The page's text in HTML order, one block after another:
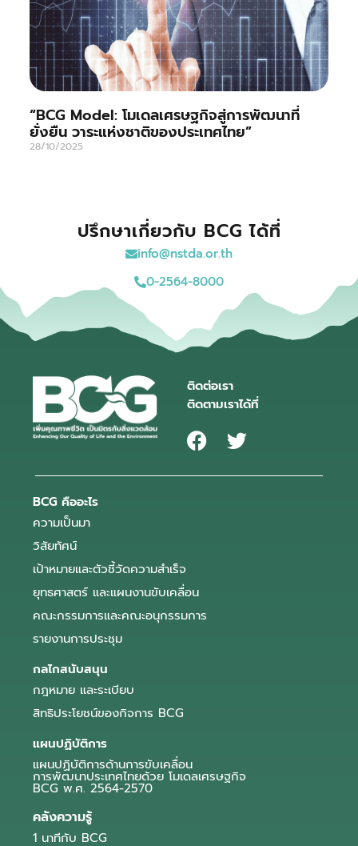
“BCG Model: โมเดลเศรษฐกิจสู่การพัฒนาที่
ยั่งยืน วาระแห่งชาติของประเทศไทย”
28/10/2025
ปรึกษาเกี่ยวกับ BCG ได้ที่
info@nstda.or.th
0-2564-8000
ติดต่อเรา
ติดตามเราได้ที่
BCG คืออะไร
ความเป็นมา
วิสัยทัศน์
เป้าหมายและตัวชี้วัดความสำเร็จ
ยุทธศาสตร์ และแผนงานขับเคลื่อน
คณะกรรมการและคณะอนุกรรมการ
รายงานการประชุม
กลไกสนับสนุน
กฎหมาย และระเบียบ
สิทธิประโยชน์ของกิจการ BCG
แผนปฏิบัติการ
แผนปฏิบัติการด้านการขับเคลื่อน
การพัฒนาประเทศไทยด้วย โมเดลเศรษฐกิจ
BCG พ.ศ. 2564-2570
คลังความรู้
1 นาทีกับ BCG